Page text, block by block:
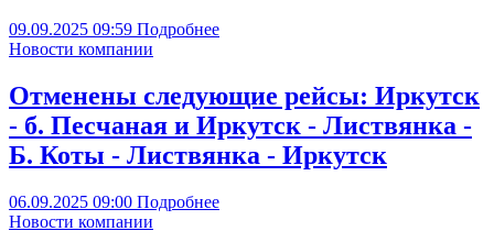
09.09.2025 09:59 Подробнее
Новости компании
Отменены следующие рейсы: Иркутск
- б. Песчаная и Иркутск - Листвянка -
Б. Коты - Листвянка - Иркутск
06.09.2025 09:00 Подробнее
Новости компании